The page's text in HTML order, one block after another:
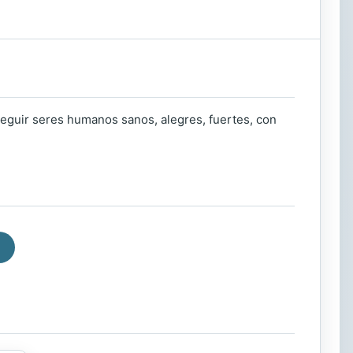
seres humanos sanos, alegres, fuertes, con